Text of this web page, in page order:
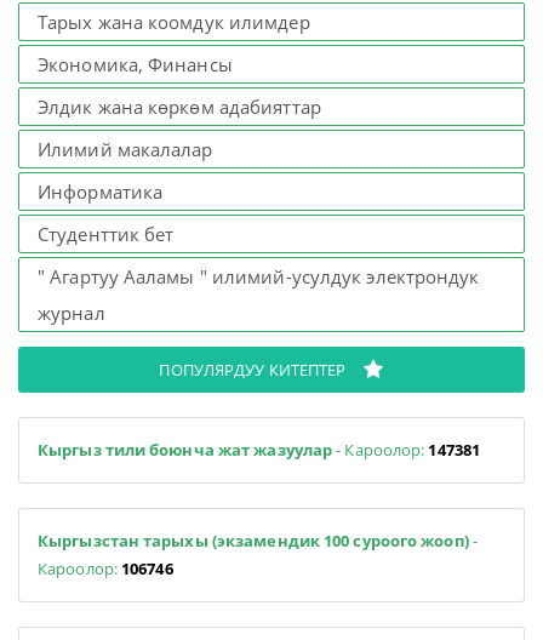
Тарых жана коомдук илимдер
Экономика, Финансы
Элдик жана көркөм адабияттар
Илимий макалалар
Информатика
Студенттик бет
" Агартуу Ааламы " илимий-усулдук электрондук
журнал
ПОПУЛЯРДУУ КИТЕПТЕР
Кыргыз тили боюнча жат жазуулар- Кароолор: 147381
Кыргызстан тарыхы (экзамендик 100 суроого жооп)-
Кароолор: 106746